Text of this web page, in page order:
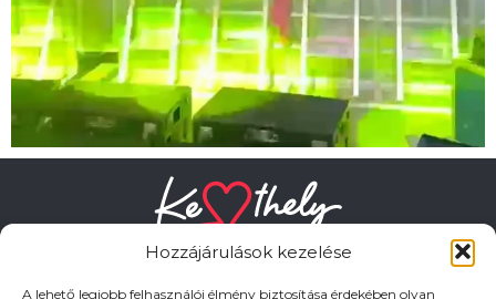
Hozzájárulások kezelése
A lehető legjobb felhasználói élmény biztosítása érdekében olyan